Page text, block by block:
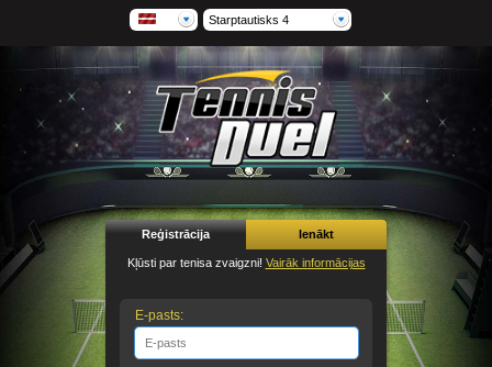
Starptautisks 4
Reģistrācija Ienākt
Kļūsti par tenisa zvaigzni! Vairāk informācijas
E-pasts: